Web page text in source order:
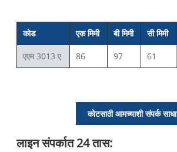
कोड एक मिमी बी मिमी सी मिमी
एएम 3013 ए 86 97 61
कोटसाठी आमच्याशी संपर्क साधा
लाइन संपर्कात 24 तास: